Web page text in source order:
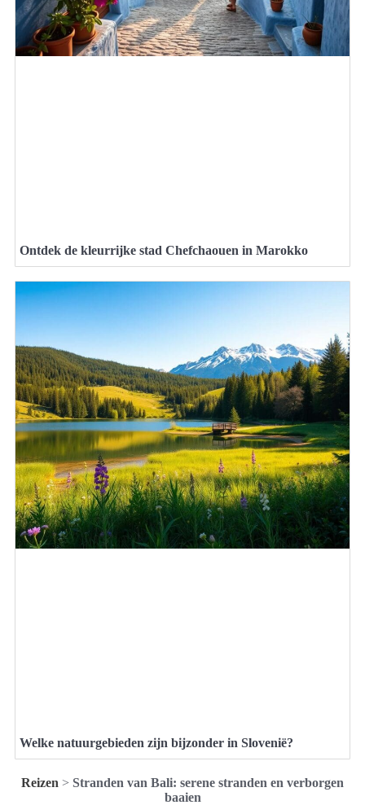
Ontdek de kleurrijke stad Chefchaouen in Marokko
Welke natuurgebieden zijn bijzonder in Slovenië?
Reizen > Stranden van Bali: serene stranden en verborgen
baaien